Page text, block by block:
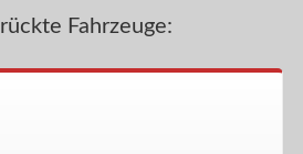
Fahrzeuge: